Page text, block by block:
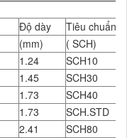
Độ dày
Tiêu chuẩn
(mm)
( SCH)
1.24
SCH10
1.45
SCH30
1.73
SCH40
1.73
SCH.STD
2.41
SCH80